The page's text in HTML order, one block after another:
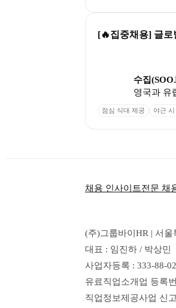
[🔥집중채용] 글로
수집
영국과 유
점심 식대 제공 야근 시
채용 인사이트전문 채
(주)그룹바이HR | 서
대표 : 임진하 / 박상민
사업자등록 : 333-88-
유료직업소개업 등록
직업정보제공사업 신